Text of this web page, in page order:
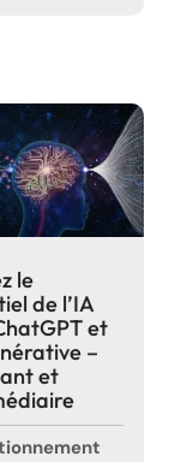
le
de l’IA
et
–
et